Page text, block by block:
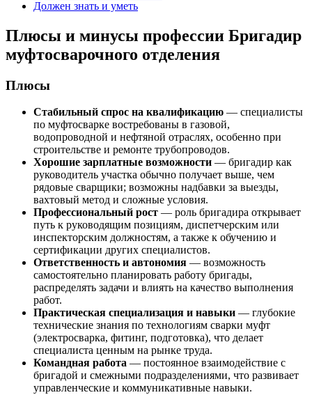
Должен знать и уметь
Плюсы и минусы профессии Бригадир
муфтосварочного отделения
Плюсы
Стабильный спрос на квалификацию — специалисты
по муфтосварке востребованы в газовой,
водопроводной и нефтяной отраслях, особенно при
строительстве и ремонте трубопроводов.
Хорошие зарплатные возможности — бригадир как
руководитель участка обычно получает выше, чем
рядовые сварщики; возможны надбавки за выезды,
вахтовый метод и сложные условия.
Профессиональный рост — роль бригадира открывает
путь к руководящим позициям, диспетчерским или
инспекторским должностям, а также к обучению и
сертификации других специалистов.
Ответственность и автономия — возможность
самостоятельно планировать работу бригады,
распределять задачи и влиять на качество выполнения
работ.
Практическая специализация и навыки — глубокие
технические знания по технологиям сварки муфт
(электросварка, фитинг, подготовка), что делает
специалиста ценным на рынке труда.
Командная работа — постоянное взаимодействие с
бригадой и смежными подразделениями, что развивает
управленческие и коммуникативные навыки.